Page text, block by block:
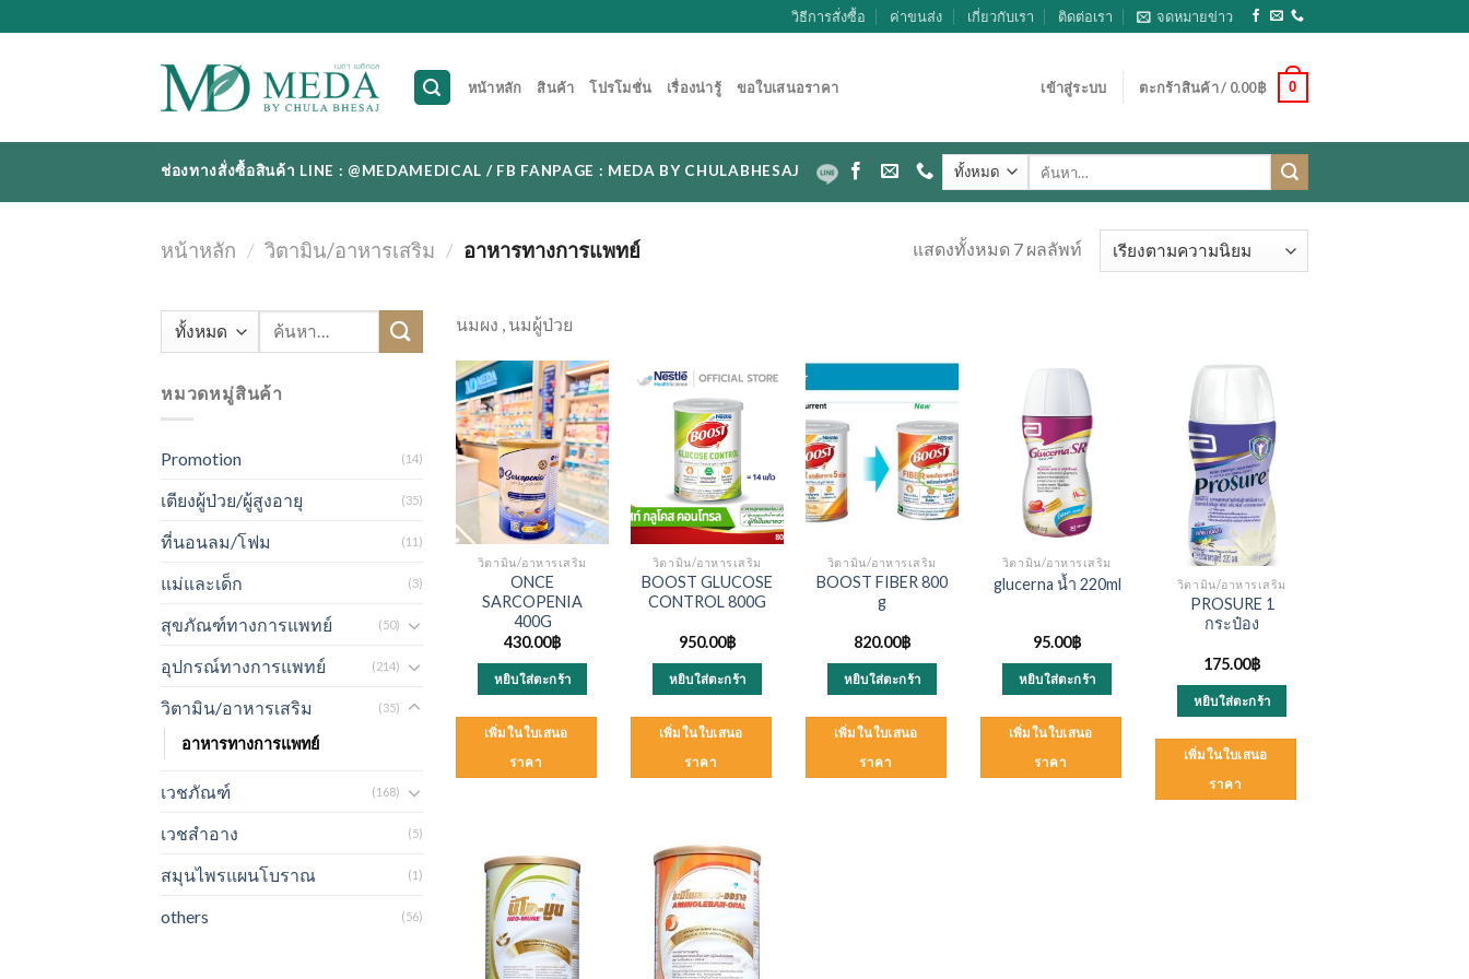
to
วิธีการสั่งซื้อ ค่าขนส่ง เกี่ยวกับเรา ติดต่อเรา จดหมายข่าว
หน้าหลัก สินค้า โปรโมชั่น เรื่องน่ารู้ ขอใบเสนอราคา เข้าสู่ระบบ ตะกร้าสินค้า / 0.00฿ 0
ช่องทางสั่งซื้อสินค้า LINE : @MEDAMEDICAL / FB FANPAGE : MEDA BY CHULABHESAJ ค้นหา:
หน้าหลัก / วิตามิน/อาหารเสริม / อาหารทางการแพทย์ แสดงทั้งหมด 7 ผลลัพท์
ค้นหา:
หมวดหมู่สินค้า
Promotion (14)
เตียงผู้ป่วย/ผู้สูงอายุ (35)
ที่นอนลม/โฟม (11)
แม่และเด็ก (3)
สุขภัณฑ์ทางการแพทย์ (50)
อุปกรณ์ทางการแพทย์ (214)
วิตามิน/อาหารเสริม (35)
อาหารทางการแพทย์
เวชภัณฑ์ (168)
เวชสำอาง (5)
สมุนไพรแผนโบราณ (1)
others (56)
นมผง , นมผู้ป่วย
วิตามิน/อาหารเสริม
ONCE
SARCOPENIA
400G
430.00฿
หยิบใส่ตะกร้า
เพิ่มในใบเสนอ
ราคา
วิตามิน/อาหารเสริม
BOOST GLUCOSE
CONTROL 800G
950.00฿
หยิบใส่ตะกร้า
เพิ่มในใบเสนอ
ราคา
วิตามิน/อาหารเสริม
BOOST FIBER 800
g
820.00฿
หยิบใส่ตะกร้า
เพิ่มในใบเสนอ
ราคา
วิตามิน/อาหารเสริม
glucerna น้ำ 220ml
95.00฿
หยิบใส่ตะกร้า
เพิ่มในใบเสนอ
ราคา
วิตามิน/อาหารเสริม
PROSURE 1
กระป๋อง
175.00฿
หยิบใส่ตะกร้า
เพิ่มในใบเสนอ
ราคา